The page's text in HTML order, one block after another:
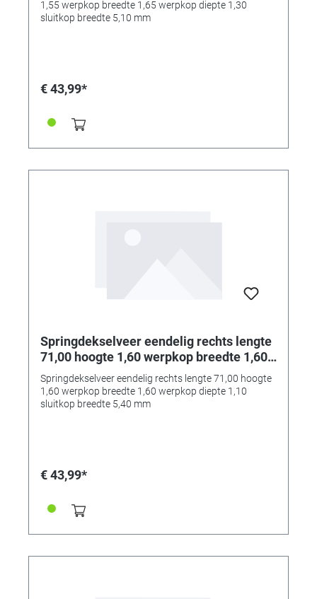
1,55 werpkop breedte 1,65 werpkop diepte 1,30
sluitkop breedte 5,10 mm
€ 43,99*
Springdekselveer eendelig rechts lengte
71,00 hoogte 1,60 werpkop breedte 1,60
werpkop diepte 1,10 sluitkop breedte
5,40 mm
Springdekselveer eendelig rechts lengte 71,00 hoogte
1,60 werpkop breedte 1,60 werpkop diepte 1,10
sluitkop breedte 5,40 mm
€ 43,99*